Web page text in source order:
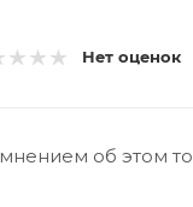
Нет оценок
об этом